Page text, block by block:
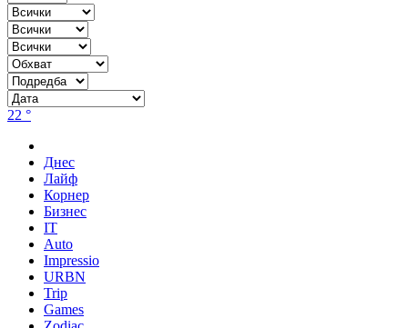
22 °
Днес
Лайф
Корнер
Бизнес
IT
Auto
Impressio
URBN
Trip
Games